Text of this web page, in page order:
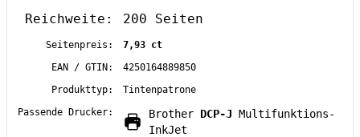
Reichweite: 200 Seiten
Seitenpreis:
7,93 ct
EAN / GTIN:
4250164889850
Produkttyp:
Tintenpatrone
Passende Drucker:
Brother DCP-J Multifunktions-
InkJet